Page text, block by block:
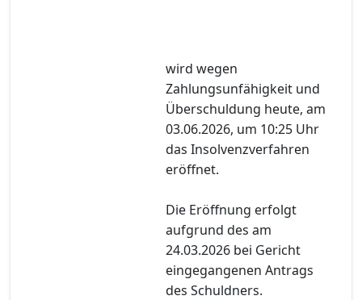
wird wegen
Zahlungsunfähigkeit und
Überschuldung heute, am
03.06.2026, um 10:25 Uhr
das Insolvenzverfahren
eröffnet.
Die Eröffnung erfolgt
aufgrund des am
24.03.2026 bei Gericht
eingegangenen Antrags
des Schuldners.